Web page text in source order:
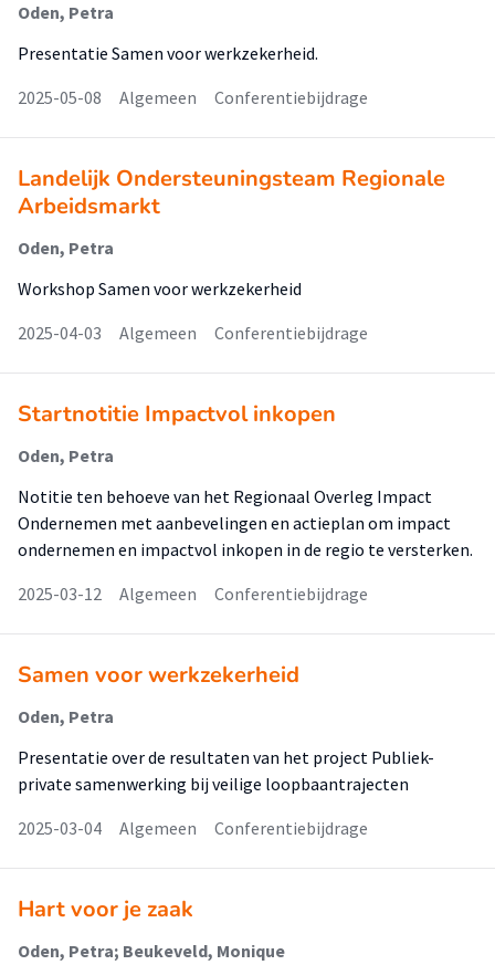
Oden, Petra
Presentatie Samen voor werkzekerheid.
2025-05-08
Algemeen Conferentiebijdrage
Landelijk Ondersteuningsteam Regionale
Arbeidsmarkt
Oden, Petra
Workshop Samen voor werkzekerheid
2025-04-03
Algemeen Conferentiebijdrage
Startnotitie Impactvol inkopen
Oden, Petra
Notitie ten behoeve van het Regionaal Overleg Impact
Ondernemen met aanbevelingen en actieplan om impact
ondernemen en impactvol inkopen in de regio te versterken.
2025-03-12
Algemeen Conferentiebijdrage
Samen voor werkzekerheid
Oden, Petra
Presentatie over de resultaten van het project Publiek-
private samenwerking bij veilige loopbaantrajecten
2025-03-04
Algemeen Conferentiebijdrage
Hart voor je zaak
Oden, Petra; Beukeveld, Monique